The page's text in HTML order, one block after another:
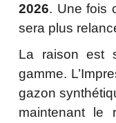
2026. Une fois
sera plus
La raison est
gamme.
gazon
maintenant le